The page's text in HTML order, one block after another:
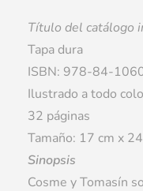
Título del catálogo
Tapa dura
ISBN: 978-84-
Ilustrado a todo
32 páginas
Tamaño: 17 cm x
Sinopsis
Cosme y Tomasín